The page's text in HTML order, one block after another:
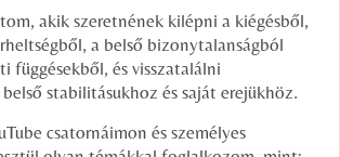
akik szeretnének kilépni a kiégésből,
a belső bizonytalanságból
függésekből, és visszatalálni
stabilitásukhoz és saját erejükhöz.
csatornáimon és személyes